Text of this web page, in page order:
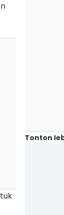
Tonton